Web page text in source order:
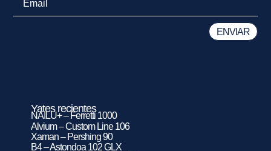
Yates recientes
NAILU+ – Ferretti 1000
Alvium – Custom Line 106
Xaman – Pershing 90
B4 – Astondoa 102 GLX